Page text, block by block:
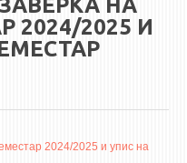
СПИСАНИЕНА
2024/2025 И
2024/2025 и упис на